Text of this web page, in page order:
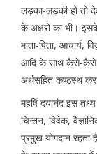
लड़का-लड़की हों तो
के अक्षरों का भी। इसके
माता-पिता, आचार्य,
आदि के साथ कैसे-कैसे
अर्थसहित कण्ठस्थ
महर्षि दयानंद इस
चिन्तन, विवेक,
प्रमुख योगदान रहता